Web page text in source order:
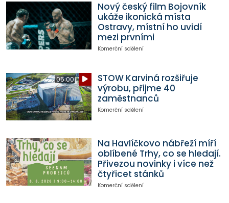
Nový český film Bojovník
ukáže ikonická místa
Ostravy, místní ho uvidí
mezi prvními
Komerční sdělení
05:00
STOW Karviná rozšiřuje
výrobu, přijme 40
zaměstnanců
Komerční sdělení
Na Havlíčkovo nábřeží míří
oblíbené Trhy, co se hledají.
Přivezou novinky i více než
čtyřicet stánků
Komerční sdělení